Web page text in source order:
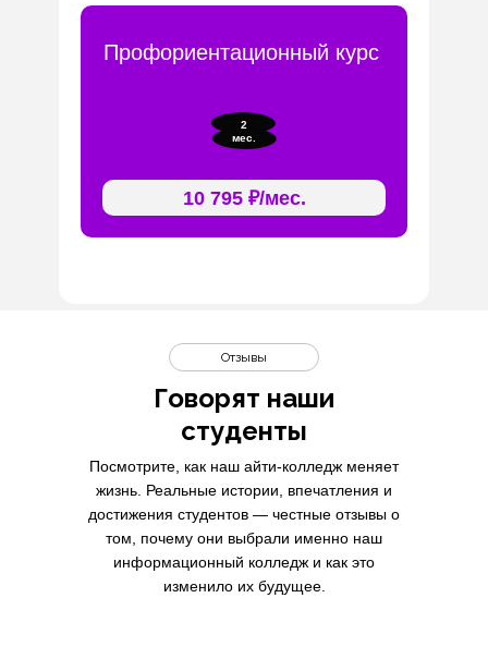
2
мес.
Профориентационный курс
10 795 ₽/мес.
Говорят наши
студенты
Отзывы
Посмотрите, как наш айти-колледж меняет
жизнь. Реальные истории, впечатления и
достижения студентов — честные отзывы о
том, почему они выбрали именно наш
информационный колледж и как это
изменило их будущее.